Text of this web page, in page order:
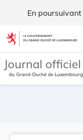
En
Aller au contenu
Journal officiel
du Grand-Duché de Luxembourg